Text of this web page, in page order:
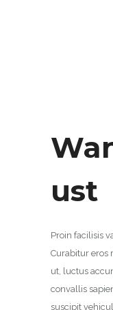
ust
Proin facilisis
Curabitur eros
ut, luctus
convallis
suscipit